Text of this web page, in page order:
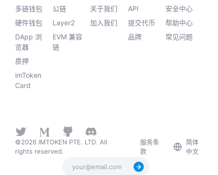
多链钱包
硬件钱包
DApp 浏
览器
质押
imToken
Card
公链
Layer2
EVM 兼容
链
关于我们
加入我们
API
提交代币
品牌
安全中心
帮助中心
常见问题
©2026 IMTOKEN PTE. LTD. All
rights reserved.
服务条
款
简体
中文